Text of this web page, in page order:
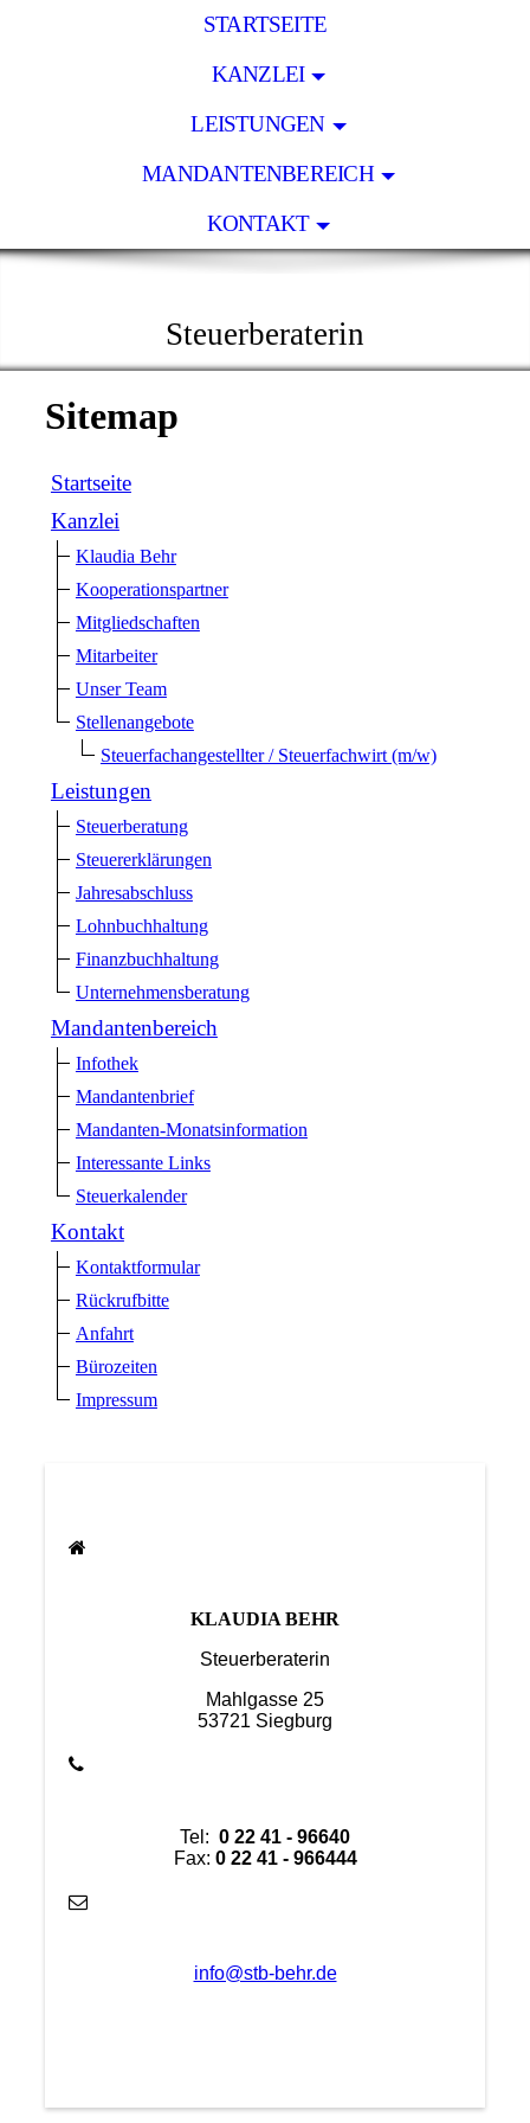
STARTSEITE
KANZLEI
LEISTUNGEN
MANDANTENBEREICH
KONTAKT
Steuerberaterin
Sitemap
Startseite
Kanzlei
Klaudia Behr
Kooperationspartner
Mitgliedschaften
Mitarbeiter
Unser Team
Stellenangebote
Steuerfachangestellter / Steuerfachwirt (m/w)
Leistungen
Steuerberatung
Steuererklärungen
Jahresabschluss
Lohnbuchhaltung
Finanzbuchhaltung
Unternehmensberatung
Mandantenbereich
Infothek
Mandantenbrief
Mandanten-Monatsinformation
Interessante Links
Steuerkalender
Kontakt
Kontaktformular
Rückrufbitte
Anfahrt
Bürozeiten
Impressum
KLAUDIA BEHR
Steuerberaterin
Mahlgasse 25
53721 Siegburg
Tel: 0 22 41 - 96640
Fax: 0 22 41 - 966444
info@stb-behr.de